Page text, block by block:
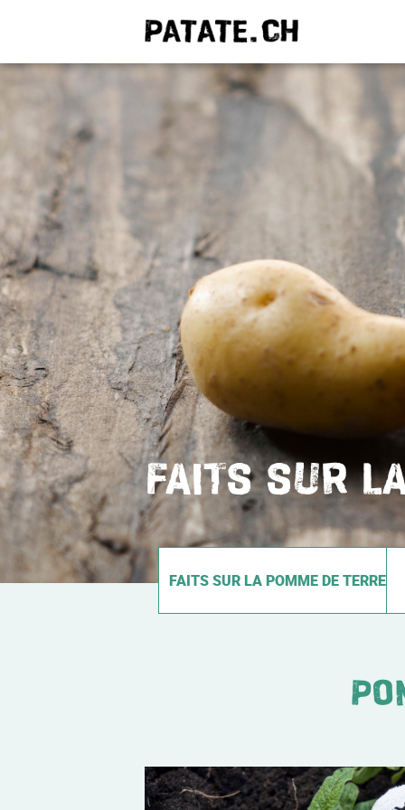
FAITS SUR
FAITS SUR LA POMME DE TERRE
QUE